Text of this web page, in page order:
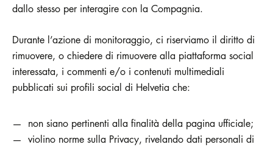
dallo stesso per interagire con la Compagnia.
Durante l’azione di monitoraggio, ci riserviamo il diritto di
rimuovere, o chiedere di rimuovere alla piattaforma social
interessata, i commenti e/o i contenuti multimediali
pubblicati sui profili social di Helvetia che:
non siano pertinenti alla finalità della pagina ufficiale;
violino norme sulla Privacy, rivelando dati personali di